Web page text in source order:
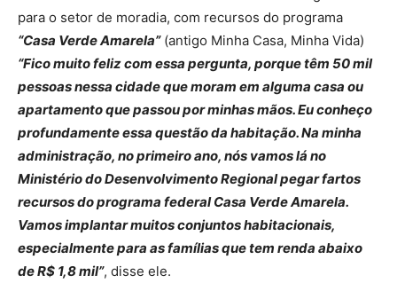
para o setor de moradia, com recursos do programa
“Casa Verde Amarela”(antigo Minha Casa, Minha Vida)
“Fico muito feliz com essa pergunta, porque têm 50 mil
pessoas nessa cidade que moram em alguma casa ou
apartamento que passou por minhas mãos. Eu conheço
profundamente essa questão da habitação. Na minha
administração, no primeiro ano, nós vamos lá no
Ministério do Desenvolvimento Regional pegar fartos
recursos do programa federal Casa Verde Amarela.
Vamos implantar muitos conjuntos habitacionais,
especialmente para as famílias que tem renda abaixo
de R$ 1,8 mil”, disse ele.